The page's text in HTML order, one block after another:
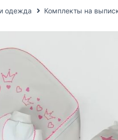
одежда Комплекты на